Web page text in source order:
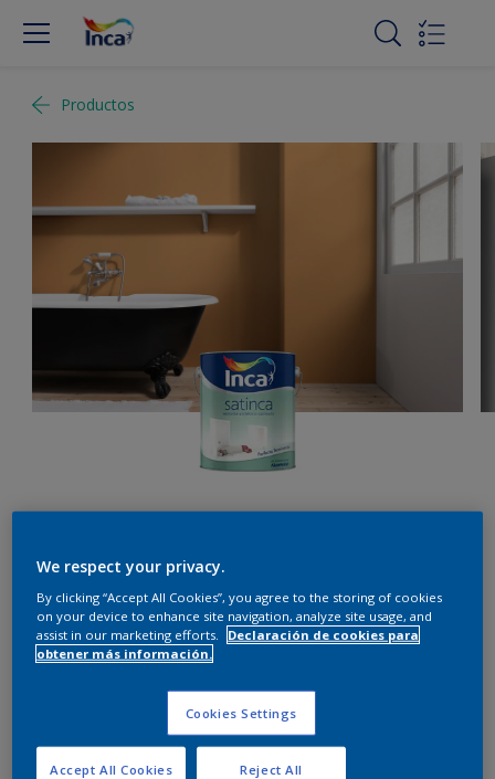
Productos
Onda Ambar - 10YY 57/377
Cambiar de color
900 ML
We respect your privacy.
By clicking “Accept All Cookies”, you agree to the storing of cookies
on your device to enhance site navigation, analyze site usage, and
assist in our marketing efforts.
Declaración de cookies para
obtener más información.
Cookies Settings
Reject All
Accept All Cookies